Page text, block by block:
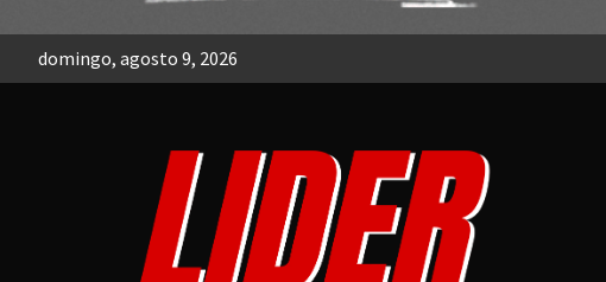
domingo, agosto 9, 2026